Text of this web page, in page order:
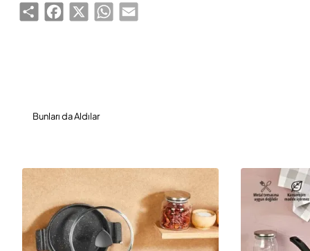
ShareFacebook
X WhatsApp
Email
Bunları da Aldılar